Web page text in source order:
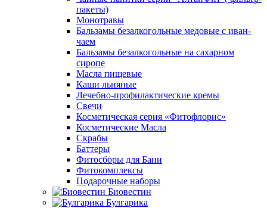
пакеты)
Монотравы
Бальзамы безалкогольные медовые с иван-
чаем
Бальзамы безалкогольные на сахарном
сиропе
Масла пищевые
Каши льняные
Лечебно-профилактические кремы
Свечи
Косметическая серия «Фитофлорис»
Косметические Масла
Скрабы
Баттеры
Фитосборы для Бани
Фитокомплексы
Подарочные наборы
Биовестин
Булгарика